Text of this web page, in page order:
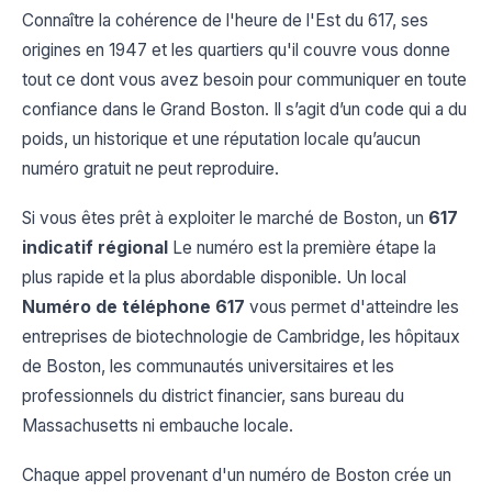
Connaître la cohérence de l'heure de l'Est du 617, ses
origines en 1947 et les quartiers qu'il couvre vous donne
tout ce dont vous avez besoin pour communiquer en toute
confiance dans le Grand Boston. Il s’agit d’un code qui a du
poids, un historique et une réputation locale qu’aucun
numéro gratuit ne peut reproduire.
Si vous êtes prêt à exploiter le marché de Boston, un 617
indicatif régional Le numéro est la première étape la
plus rapide et la plus abordable disponible. Un local
Numéro de téléphone 617 vous permet d'atteindre les
entreprises de biotechnologie de Cambridge, les hôpitaux
de Boston, les communautés universitaires et les
professionnels du district financier, sans bureau du
Massachusetts ni embauche locale.
Chaque appel provenant d'un numéro de Boston crée un